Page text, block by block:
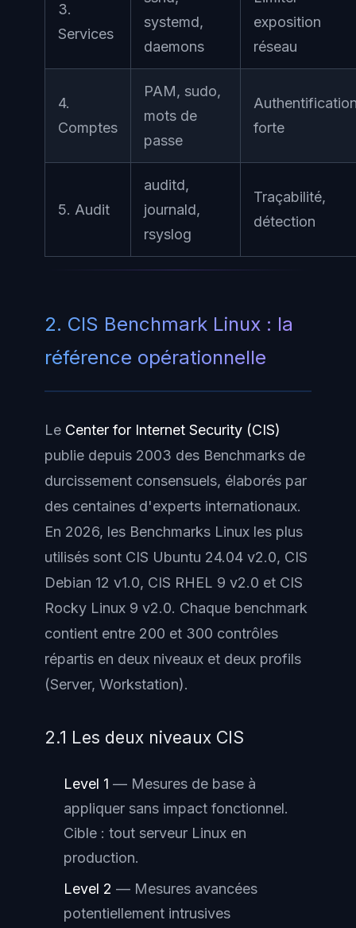
3.
Services
systemd,
daemons
exposition
réseau
4.
Comptes
PAM, sudo,
mots de
passe
forte
5. Audit
auditd,
journald,
rsyslog
Traçabilité,
détection
2. CIS Benchmark Linux : la
référence opérationnelle
Le Center for Internet Security (CIS)
publie depuis 2003 des Benchmarks de
durcissement consensuels, élaborés par
des centaines d'experts internationaux.
En 2026, les Benchmarks Linux les plus
utilisés sont CIS Ubuntu 24.04 v2.0, CIS
Debian 12 v1.0, CIS RHEL 9 v2.0 et CIS
Rocky Linux 9 v2.0. Chaque benchmark
contient entre 200 et 300 contrôles
répartis en deux niveaux et deux profils
(Server, Workstation).
2.1 Les deux niveaux CIS
Level 1 — Mesures de base à
appliquer sans impact fonctionnel.
Cible : tout serveur Linux en
production.
Level 2 — Mesures avancées
potentiellement intrusives